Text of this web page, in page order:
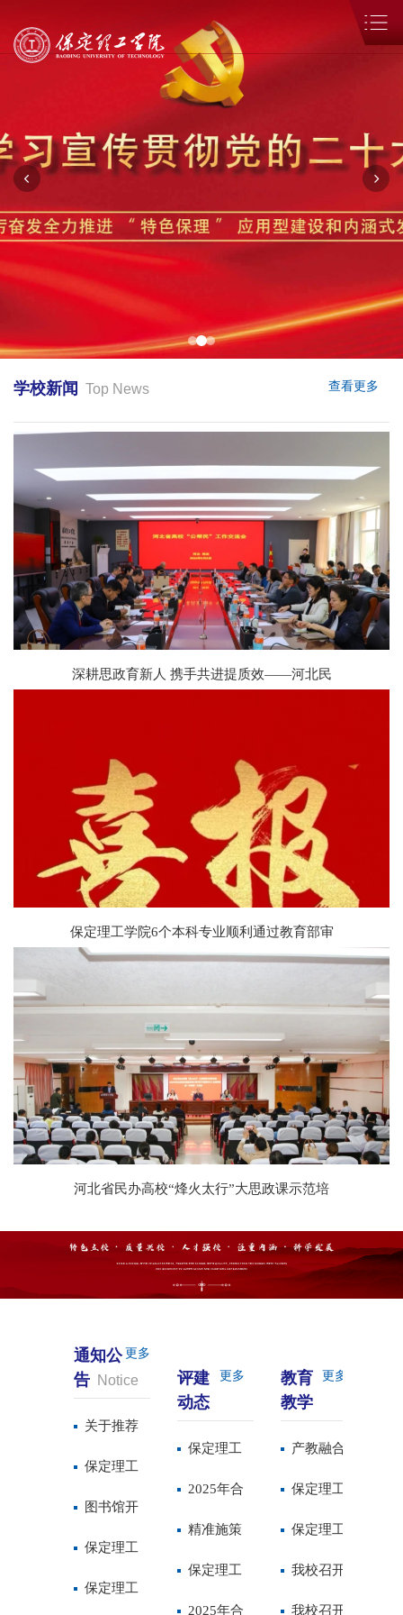
查看更多
学校新闻 Top News
深耕思政育新人 携手共进提质效——河北民
保定理工学院6个本科专业顺利通过教育部审
河北省民办高校“烽火太行”大思政课示范培
更多
通知公
告 Notice
关于推荐
申报第三
批省级一
流本科课
程的公示
保定理工
学院就调
整住宿费
标准面向
图书馆开
通免费电
子数据库
保定理工
学院学
保定理工
更多
评建
动态
Assessment
保定理工
学院诊断
评估后新
举措
2025年合
格评估工
作简报第
九期
精准施策
全力推进
本科教学
保定理工
学院顺利
2025年合
更多
教育
教学
Teaching
产教融合
育英才 低
空经济蓄
新能——
保定理工
保定理工
学院“四真
三化
（FT）”课
保定理工
学院组织
召开超星
我校召开
期初教学
我校召开